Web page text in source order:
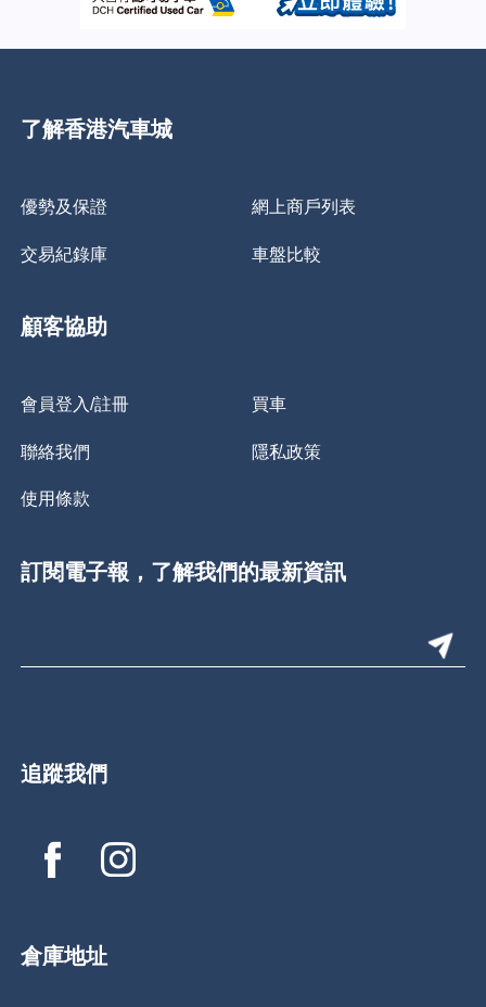
了解香港汽車城
優勢及保證 網上商戶列表
交易紀錄庫 車盤比較
顧客協助
會員登入/註冊 買車
聯絡我們 隱私政策
使用條款
訂閱電子報，了解我們的最新資訊
追蹤我們
倉庫地址